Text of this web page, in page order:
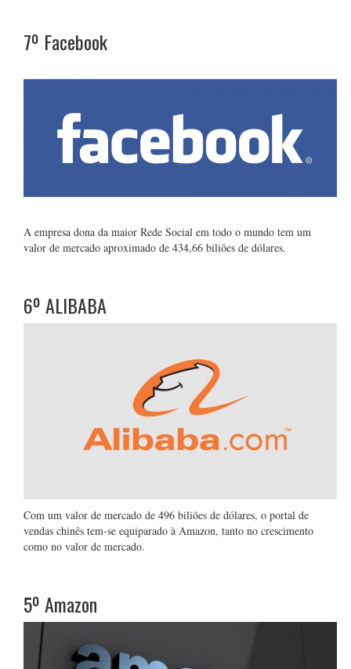
7º Facebook
A empresa dona da maior Rede Social em todo o mundo tem um
valor de mercado aproximado de 434,66 biliões de dólares.
6ºALIBABA
Com um valor de mercado de 496 biliões de dólares, o portal de
vendas chinês tem-se equiparado à Amazon, tanto no crescimento
como no valor de mercado.
5ºAmazon